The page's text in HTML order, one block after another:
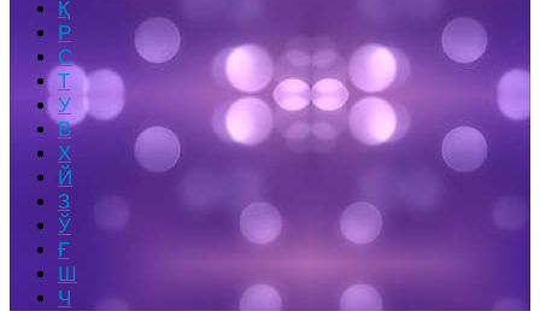
Қ
Р
С
Т
У
В
Х
Й
З
Ў
Ғ
Ш
Ч